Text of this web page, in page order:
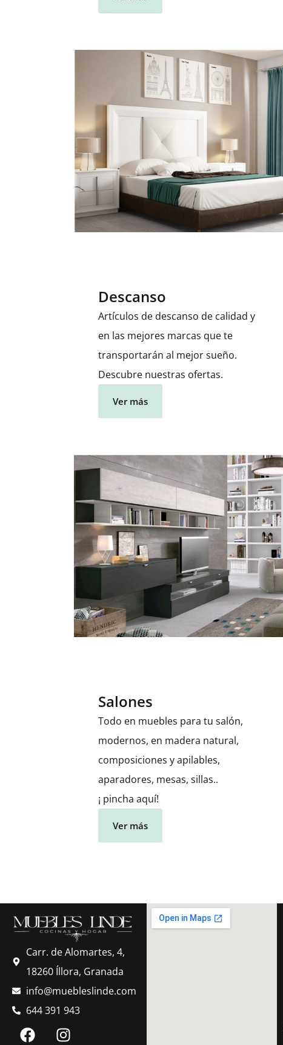
Descanso
Artículos de descanso de calidad y
en las mejores marcas que te
transportarán al mejor sueño.
Descubre nuestras ofertas.
Ver más
Salones
Todo en muebles para tu salón,
modernos, en madera natural,
composiciones y apilables,
aparadores, mesas, sillas..
¡ pincha aquí!
Ver más
Carr. de Alomartes, 4,
18260 Íllora, Granada
info@muebleslinde.com
644 391 943